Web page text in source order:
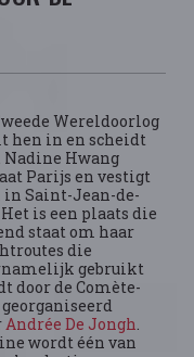
Wereldoorlog
hen in en scheidt
Nadine Hwang
Parijs en vestigt
in Saint-Jean-de-
Het is een plaats die
staat om haar
die
gebruikt
door de Comète-
Andrée De Jongh.
wordt één van